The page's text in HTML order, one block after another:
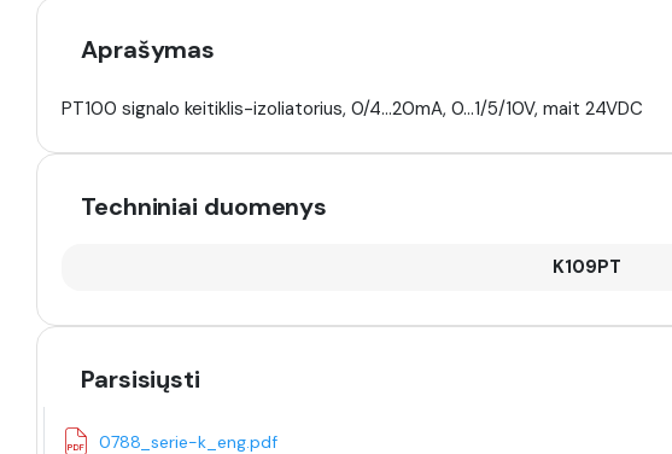
Aprašymas
PT100 signalo keitiklis-izoliatorius, 0/4...20mA, 0...1/5/10V, mait 24VDC
Techniniai duomenys
K109PT
Parsisiųsti
0788_serie-k_eng.pdf